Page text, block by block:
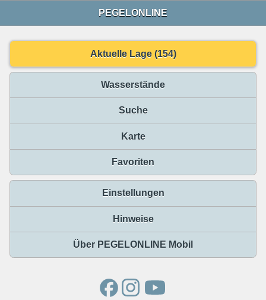
PEGELONLINE
Aktuelle Lage (154)
Wasserstände
Suche
Karte
Favoriten
Einstellungen
Hinweise
Über PEGELONLINE Mobil